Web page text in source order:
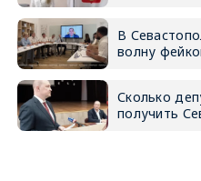
В
волну
Сколько
получить